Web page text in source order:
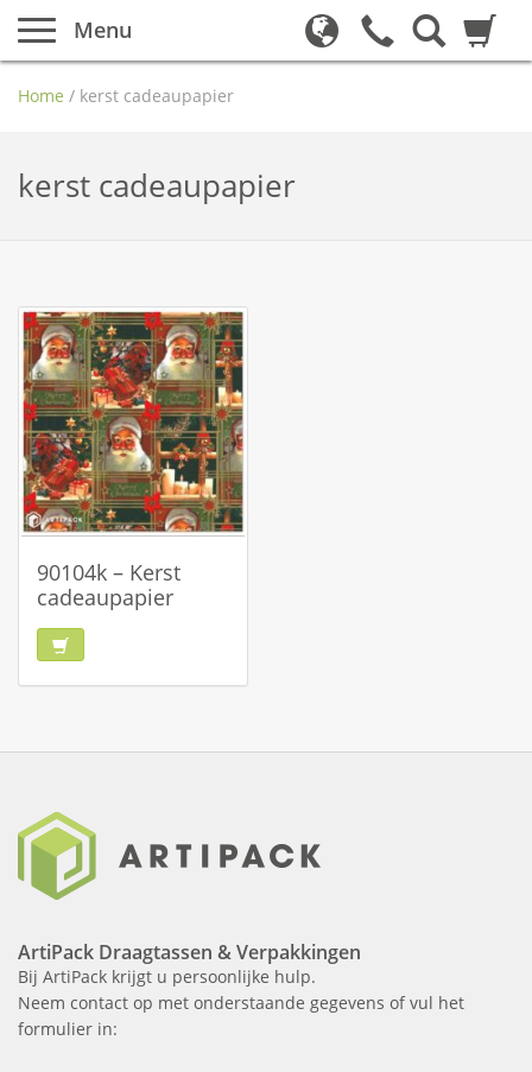
Menu
Home / kerst cadeaupapier
kerst cadeaupapier
90104k – Kerst
cadeaupapier
ArtiPack Draagtassen & Verpakkingen
Bij ArtiPack krijgt u persoonlijke hulp.
Neem contact op met onderstaande gegevens of vul het
formulier in: